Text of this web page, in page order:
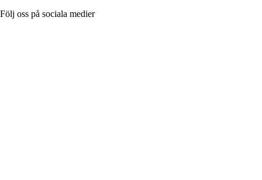
Följ oss på sociala medier